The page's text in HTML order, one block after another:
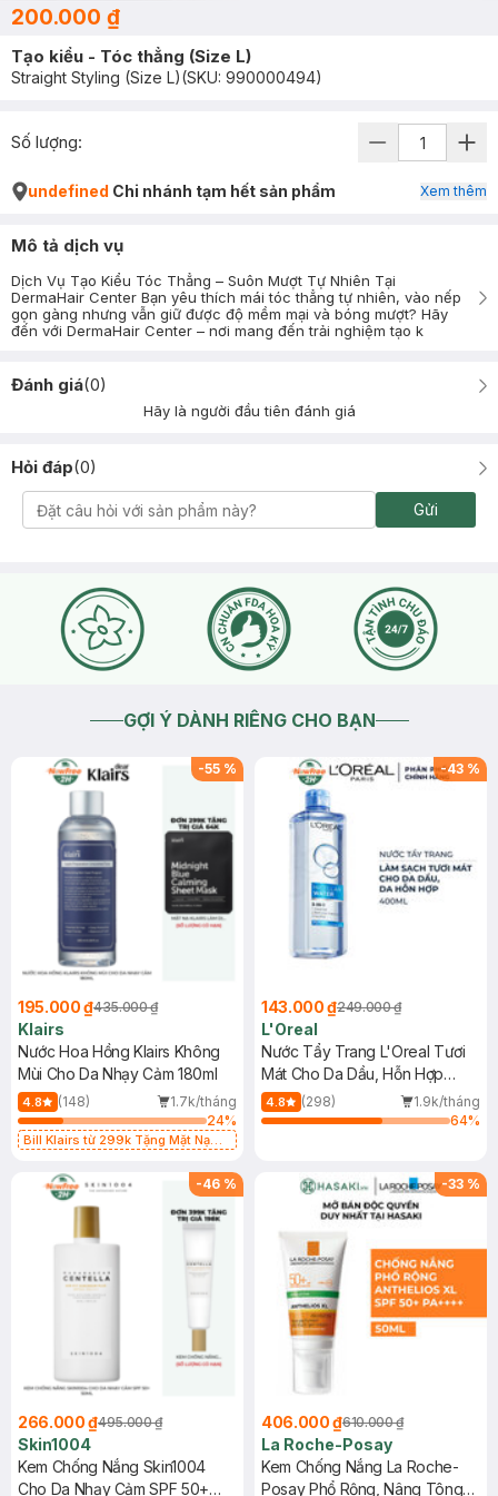
200.000 ₫
Tạo kiểu - Tóc thẳng (Size L)
Straight Styling (Size L)(SKU: 990000494)
Số lượng:
undefined Chi nhánh tạm hết sản phẩm Xem thêm
Mô tả dịch vụ
Dịch Vụ Tạo Kiểu Tóc Thẳng – Suôn Mượt Tự Nhiên Tại
DermaHair Center Bạn yêu thích mái tóc thẳng tự nhiên, vào nếp
gọn gàng nhưng vẫn giữ được độ mềm mại và bóng mượt? Hãy
đến với DermaHair Center – nơi mang đến trải nghiệm tạo k
Đánh giá(0)
Hãy là người đầu tiên đánh giá
Hỏi đáp(0)
Gửi
GỢI Ý DÀNH RIÊNG CHO BẠN
-55 %
195.000 ₫435.000 ₫
Klairs
Nước Hoa Hồng Klairs Không
Mùi Cho Da Nhạy Cảm 180ml
4.8 (148)
1.7k/tháng
24%
Bill Klairs từ 299k Tặng Mặt Nạ
25ml (SL Có Hạn)
-43 %
143.000 ₫249.000 ₫
L'Oreal
Nước Tẩy Trang L'Oreal Tươi
Mát Cho Da Dầu, Hỗn Hợp
400ml
4.8 (298)
1.9k/tháng
64%
-46 %
266.000 ₫495.000 ₫
Skin1004
Kem Chống Nắng Skin1004
Cho Da Nhạy Cảm SPF 50+
-33 %
406.000 ₫610.000 ₫
La Roche-Posay
Kem Chống Nắng La Roche-
Posay Phổ Rộng, Nâng Tông